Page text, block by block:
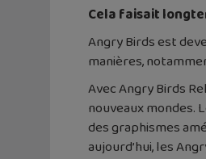
Cela faisait
Angry Birds est
manières,
Avec Angry Birds
nouveaux mondes.
des graphismes
aujourd’hui, les